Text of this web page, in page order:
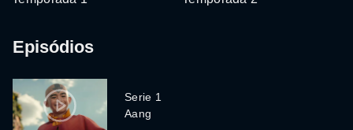
Episódios
Serie 1
Aang